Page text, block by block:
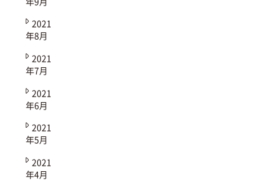
2021
年8月
2021
年7月
2021
年6月
2021
年5月
2021
年4月